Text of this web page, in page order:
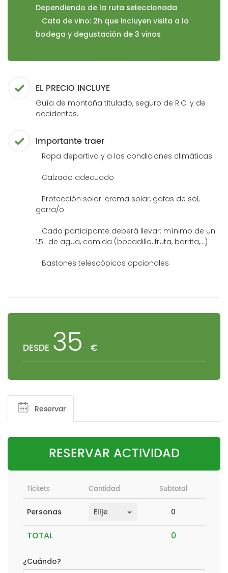
Dependiendo de la ruta seleccionada
Cata de vino: 2h que incluyen visita a la
bodega y degustación de 3 vinos
EL PRECIO INCLUYE
Guía de montaña titulado, seguro de R.C. y de
accidentes.
Importante traer
Ropa deportiva y a las condiciones climáticas
Calzado adecuado
Protección solar: crema solar, gafas de sol,
gorra/o
Cada participante deberá llevar: mínimo de un
1,5L de agua, comida (bocadillo, fruta, barrita,...)
Bastones telescópicos opcionales
DESDE 35 €
Reservar
RESERVAR ACTIVIDAD
Tickets Cantidad Subtotal
TOTAL
Personas 0
¿Cuándo?